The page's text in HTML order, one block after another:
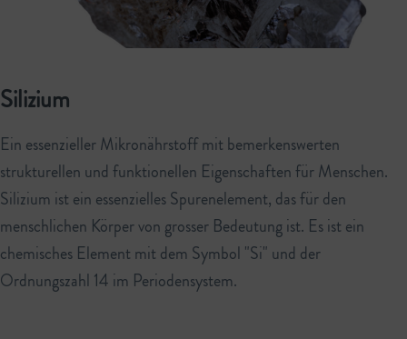
Silizium
Ein essenzieller Mikronährstoff mit bemerkenswerten
strukturellen und funktionellen Eigenschaften für Menschen.
Silizium ist ein essenzielles Spurenelement, das für den
menschlichen Körper von grosser Bedeutung ist. Es ist ein
chemisches Element mit dem Symbol "Si" und der
Ordnungszahl 14 im Periodensystem.